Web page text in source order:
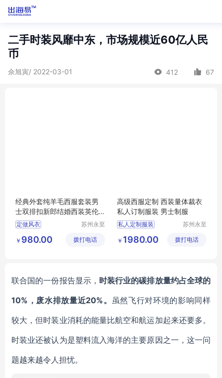
二手时装风靡中东，市场规模近60亿人民
币
佘旭寅/ 2022-03-01 412 67
经典外套纯羊毛西服套装男
士双排扣新郎结婚西装英伦
风商务正装
定做风衣
加工贴牌女
苏州永至
限公司
￥ 980.00 拨打电话
高级西服定制 西装量体裁衣
私人订制服装 男士制服
私人定制服装
定制高档西装
苏州永至
限公司
￥ 1980.00 拨打电话
联合国的一份报告显示， 时装行业的碳排放量约占全球的
10%，废水排放量近20%。 虽然飞行对环境的影响同样
较大，但时装业消耗的能量比航空和航运加起来还要多。
时装业还被认为是塑料流入海洋的主要原因之一，这一问
题越来越令人担忧。